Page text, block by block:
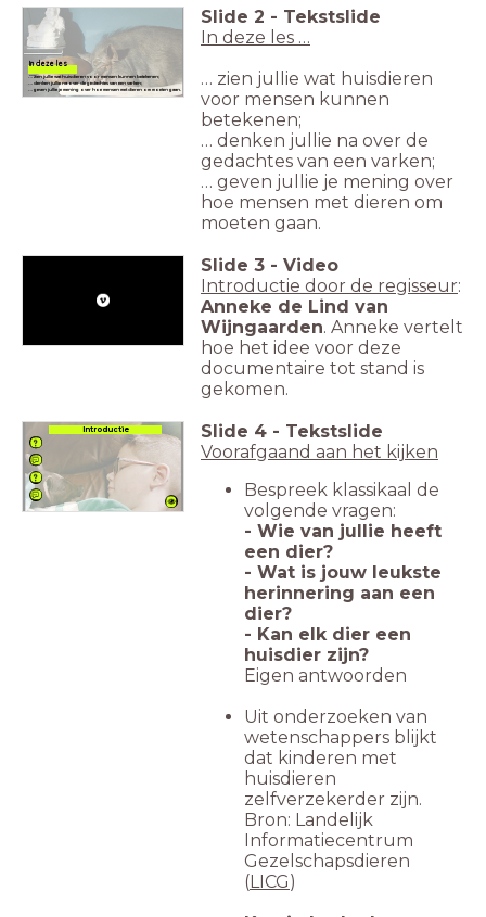
… zien jullie wat huisdieren voor mensen kunnen betekenen;
… denken jullie na over de gedachtes van een varken;
… geven jullie je mening over hoe mensen met dieren om moeten gaan.
In deze les
...
Slide 2 - Tekstslide
In deze les …
… zien jullie wat huisdieren
voor mensen kunnen
betekenen;
… denken jullie na over de
gedachtes van een varken;
… geven jullie je mening over
hoe mensen met dieren om
moeten gaan.
Slide 3 - Video
Introductie door de regisseur:
Anneke de Lind van
Wijngaarden. Anneke vertelt
hoe het idee voor deze
documentaire tot stand is
gekomen.
Introductie Slide 4 - Tekstslide
Voorafgaand aan het kijken
Bespreek klassikaal de
volgende vragen:
- Wie van jullie heeft
een dier?
- Wat is jouw leukste
herinnering aan een
dier?
- Kan elk dier een
huisdier zijn?
Eigen antwoorden
Uit onderzoeken van
wetenschappers blijkt
dat kinderen met
huisdieren
zelfverzekerder zijn.
Bron: Landelijk
Informatiecentrum
Gezelschapsdieren
(LICG)